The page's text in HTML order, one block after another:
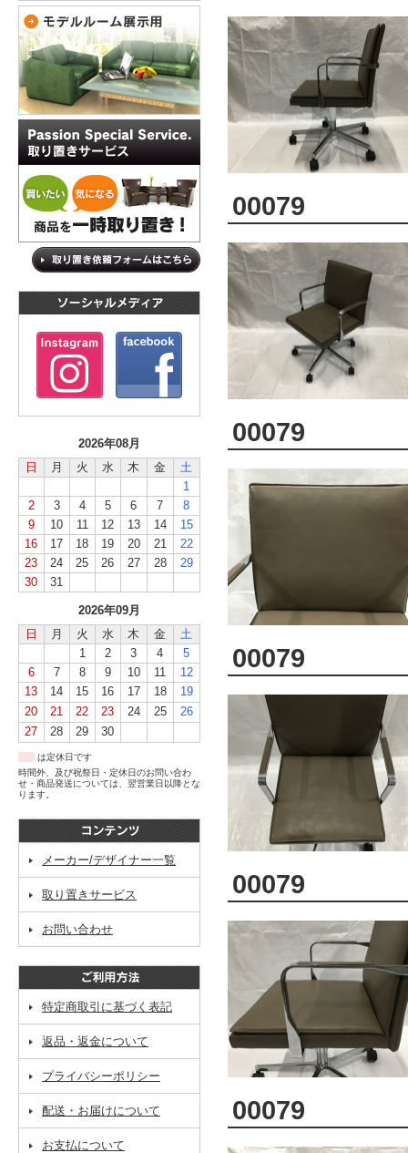
2026年08月
日
月 火 水 木 金
土
1
2
3 4 5 6 7
8
9
10 11 12 13 14
15
16
17 18 19 20 21
22
23
24 25 26 27 28
29
30
31
2026年09月
日
月 火 水 木 金
土
1
2 3 4
5
6
7 8 9 10 11
12
13
14 15 16 17 18
19
20
21 22 23 24 25
26
27
28 29 30
は定休日です
時間外、及び祝祭日・定休日のお問い合わ
せ・商品発送については、翌営業日以降とな
ります。
メーカー/デザイナー一覧
取り置きサービス
お問い合わせ
特定商取引に基づく表記
返品・返金について
プライバシーポリシー
配送・お届けについて
お支払について
00079
00079
00079
00079
00079